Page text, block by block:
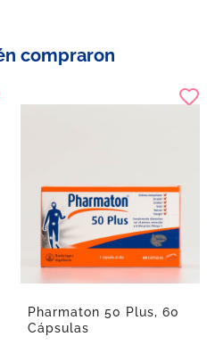
compraron
Pharmaton 50 Plus, 60
Cápsulas